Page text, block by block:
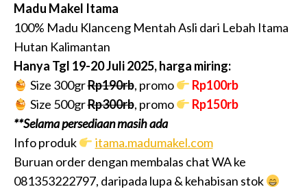
Madu Makel Itama
100% Madu Klanceng Mentah Asli dari Lebah Itama
Hutan Kalimantan
Hanya Tgl 19-20 Juli 2025, harga miring:
Size 300grRp190rb, promo
Rp100rb
Size 500grRp300rb, promo
Rp150rb
**Selama persediaan masih ada
Info produk
itama.madumakel.com
Buruan order dengan membalas chat WA ke
081353222797, daripada lupa & kehabisan stok